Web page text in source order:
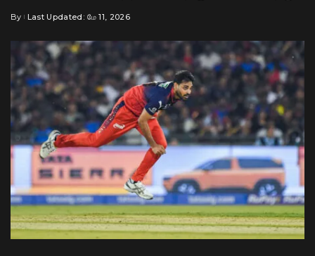
Posted
By Last Updated: மே 11, 2026